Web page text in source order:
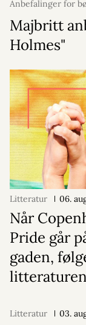
Anbefalinger for
Majbritt
Holmes"
Litteratur 06.
Når
Pride går
gaden,
Litteratur 03.